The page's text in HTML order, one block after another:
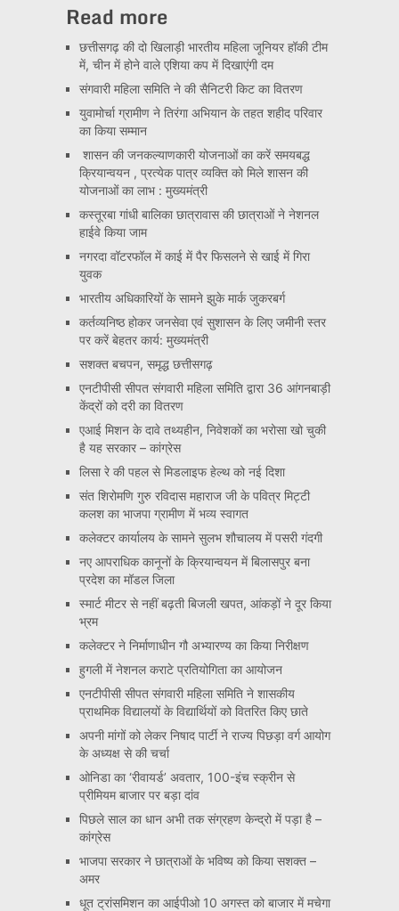
Read more
छत्तीसगढ़ की दो खिलाड़ी भारतीय महिला जूनियर हॉकी टीम
में, चीन में होने वाले एशिया कप में दिखाएंगी दम
संगवारी महिला समिति ने की सैनिटरी किट का वितरण
युवामोर्चा ग्रामीण ने तिरंगा अभियान के तहत शहीद परिवार
का किया सम्मान
शासन की जनकल्याणकारी योजनाओं का करें समयबद्ध
क्रियान्वयन , प्रत्येक पात्र व्यक्ति को मिले शासन की
योजनाओं का लाभ : मुख्यमंत्री
कस्तूरबा गांधी बालिका छात्रावास की छात्राओं ने नेशनल
हाईवे किया जाम
नगरदा वॉटरफॉल में काई में पैर फिसलने से खाई में गिरा
युवक
भारतीय अधिकारियों के सामने झुके मार्क जुकरबर्ग
कर्तव्यनिष्ठ होकर जनसेवा एवं सुशासन के लिए जमीनी स्तर
पर करें बेहतर कार्य: मुख्यमंत्री
सशक्त बचपन, समृद्ध छत्तीसगढ़
एनटीपीसी सीपत संगवारी महिला समिति द्वारा 36 आंगनबाड़ी
केंद्रों को दरी का वितरण
एआई मिशन के दावे तथ्यहीन, निवेशकों का भरोसा खो चुकी
है यह सरकार – कांग्रेस
लिसा रे की पहल से मिडलाइफ हेल्थ को नई दिशा
संत शिरोमणि गुरु रविदास महाराज जी के पवित्र मिट्टी
कलश का भाजपा ग्रामीण में भव्य स्वागत
कलेक्टर कार्यालय के सामने सुलभ शौचालय में पसरी गंदगी
नए आपराधिक कानूनों के क्रियान्वयन में बिलासपुर बना
प्रदेश का मॉडल जिला
स्मार्ट मीटर से नहीं बढ़ती बिजली खपत, आंकड़ों ने दूर किया
भ्रम
कलेक्टर ने निर्माणाधीन गौ अभ्यारण्य का किया निरीक्षण
हुगली में नेशनल कराटे प्रतियोगिता का आयोजन
एनटीपीसी सीपत संगवारी महिला समिति ने शासकीय
प्राथमिक विद्यालयों के विद्यार्थियों को वितरित किए छाते
अपनी मांगों को लेकर निषाद पार्टी ने राज्य पिछड़ा वर्ग आयोग
के अध्यक्ष से की चर्चा
ओनिडा का ‘रीवायर्ड’ अवतार, 100-इंच स्क्रीन से
प्रीमियम बाजार पर बड़ा दांव
पिछले साल का धान अभी तक संग्रहण केन्द्रो में पड़ा है –
कांग्रेस
भाजपा सरकार ने छात्राओं के भविष्य को किया सशक्त –
अमर
धूत ट्रांसमिशन का आईपीओ 10 अगस्त को बाजार में मचेगा